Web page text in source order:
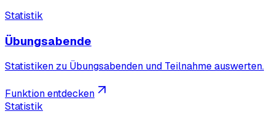
Statistik
Übungsabende
Statistiken zu Übungsabenden und Teilnahme auswerten.
Funktion entdecken
Statistik